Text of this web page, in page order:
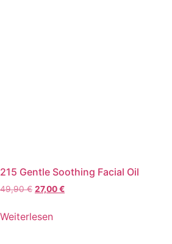
215 Gentle Soothing Facial Oil
49,90€ Ursprünglicher
war:
27,00€Aktueller
Weiterlesen